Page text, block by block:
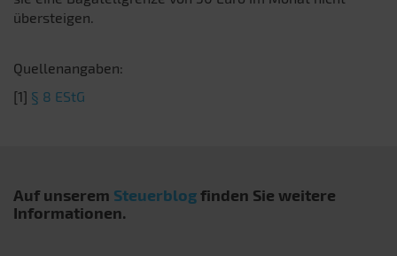
übersteigen.
Quellenangaben:
[1] § 8 EStG
Auf unserem Steuerblogfinden Sie weitere
Informationen.